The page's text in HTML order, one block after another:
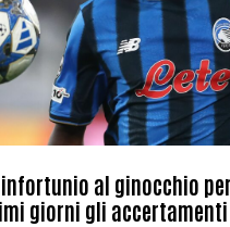
al ginocchio
giorni gli accertamenti